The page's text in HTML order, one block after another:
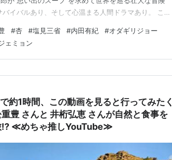
喜代美の父、若狭塗り箸職人・正典役。
イバルあり、そして心温まる人間ドラマあり。 この
。 劇映画 孤独のグルメ 公式サイトより引用 ※本ペー
ージは…
#杏 #塩見三省 #内田有紀 #オダギリジョー
ェミョン
約1時間、この動画を見ると行ってみたく
豊 さんと 井桁弘恵 さんが自然と食事を
⁉️ ≪めちゃ推しYouTube≫